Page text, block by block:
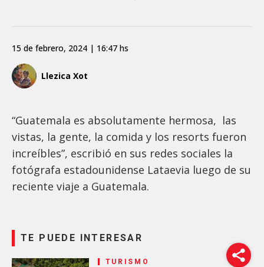
Llezica Xot
15 de febrero, 2024 | 16:47 hs
“Guatemala es absolutamente hermosa, las
vistas, la gente, la comida y los resorts fueron
increíbles”, escribió en sus redes sociales la
fotógrafa estadounidense Lataevia luego de su
reciente viaje a Guatemala.
TE PUEDE INTERESAR
TURISMO